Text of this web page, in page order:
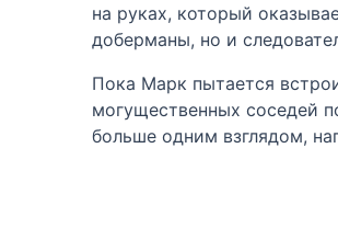
на руках, который
доберманы, но и
Пока Марк пытается
могущественных соседей
больше одним взглядом,